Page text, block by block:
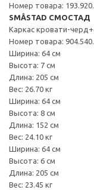
Номер товара:
SMÅSTAD СМОСТАД
Каркас кровати-
Номер товара:
Ширина: 64 см
Высота: 7 см
Длина: 205 см
Вес: 26.70 кг
Ширина: 64 см
Высота: 8 см
Длина: 152 см
Вес: 24.10 кг
Ширина: 64 см
Высота: 6 см
Длина: 205 см
Вес: 23.45 кг